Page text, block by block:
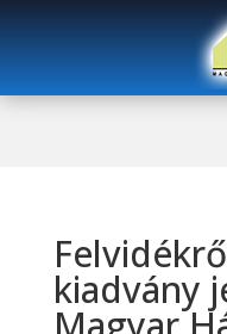
kiadvány